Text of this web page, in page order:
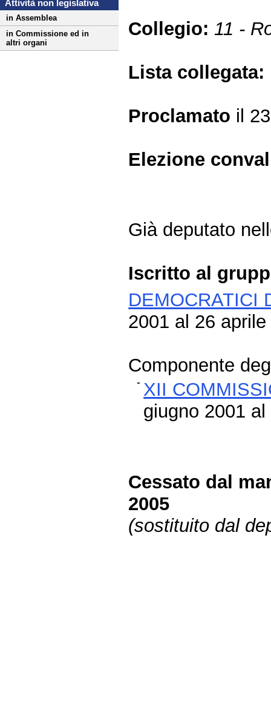
Attività non legislativa
in Assemblea
in Commissione ed in
altri organi
Collegio: 11 -
Lista collegata:
Proclamato il
Elezione
Già deputato
Iscritto al
DEMOCRATICI
2001 al 26
Componente
XII
giugno 2001
Cessato dal
2005
(sostituito dal